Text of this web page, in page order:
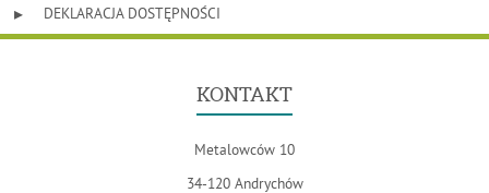
DEKLARACJA DOSTĘPNOŚCI
KONTAKT
Metalowców 10
34-120 Andrychów